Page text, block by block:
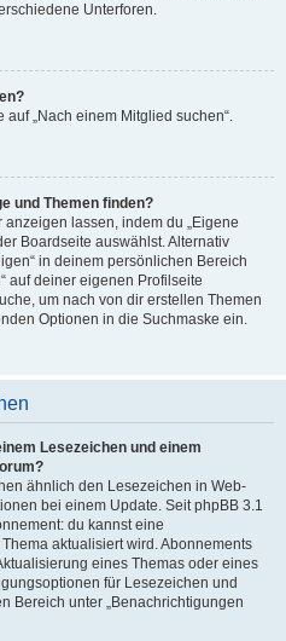
Unterforen.
auf „Nach einem Mitglied suchen“.
und Themen finden?
lassen, indem du „Eigene
Boardseite auswählst. Alternativ
in deinem persönlichen Bereich
auf deiner eigenen Profilseite
um nach von dir erstellen Themen
Optionen in die Suchmaske ein.
Lesezeichen und einem
ähnlich den Lesezeichen in Web-
bei einem Update. Seit phpBB 3.1
du kannst eine
aktualisiert wird. Abonnements
eines Themas oder eines
für Lesezeichen und
Bereich unter „Benachrichtigungen